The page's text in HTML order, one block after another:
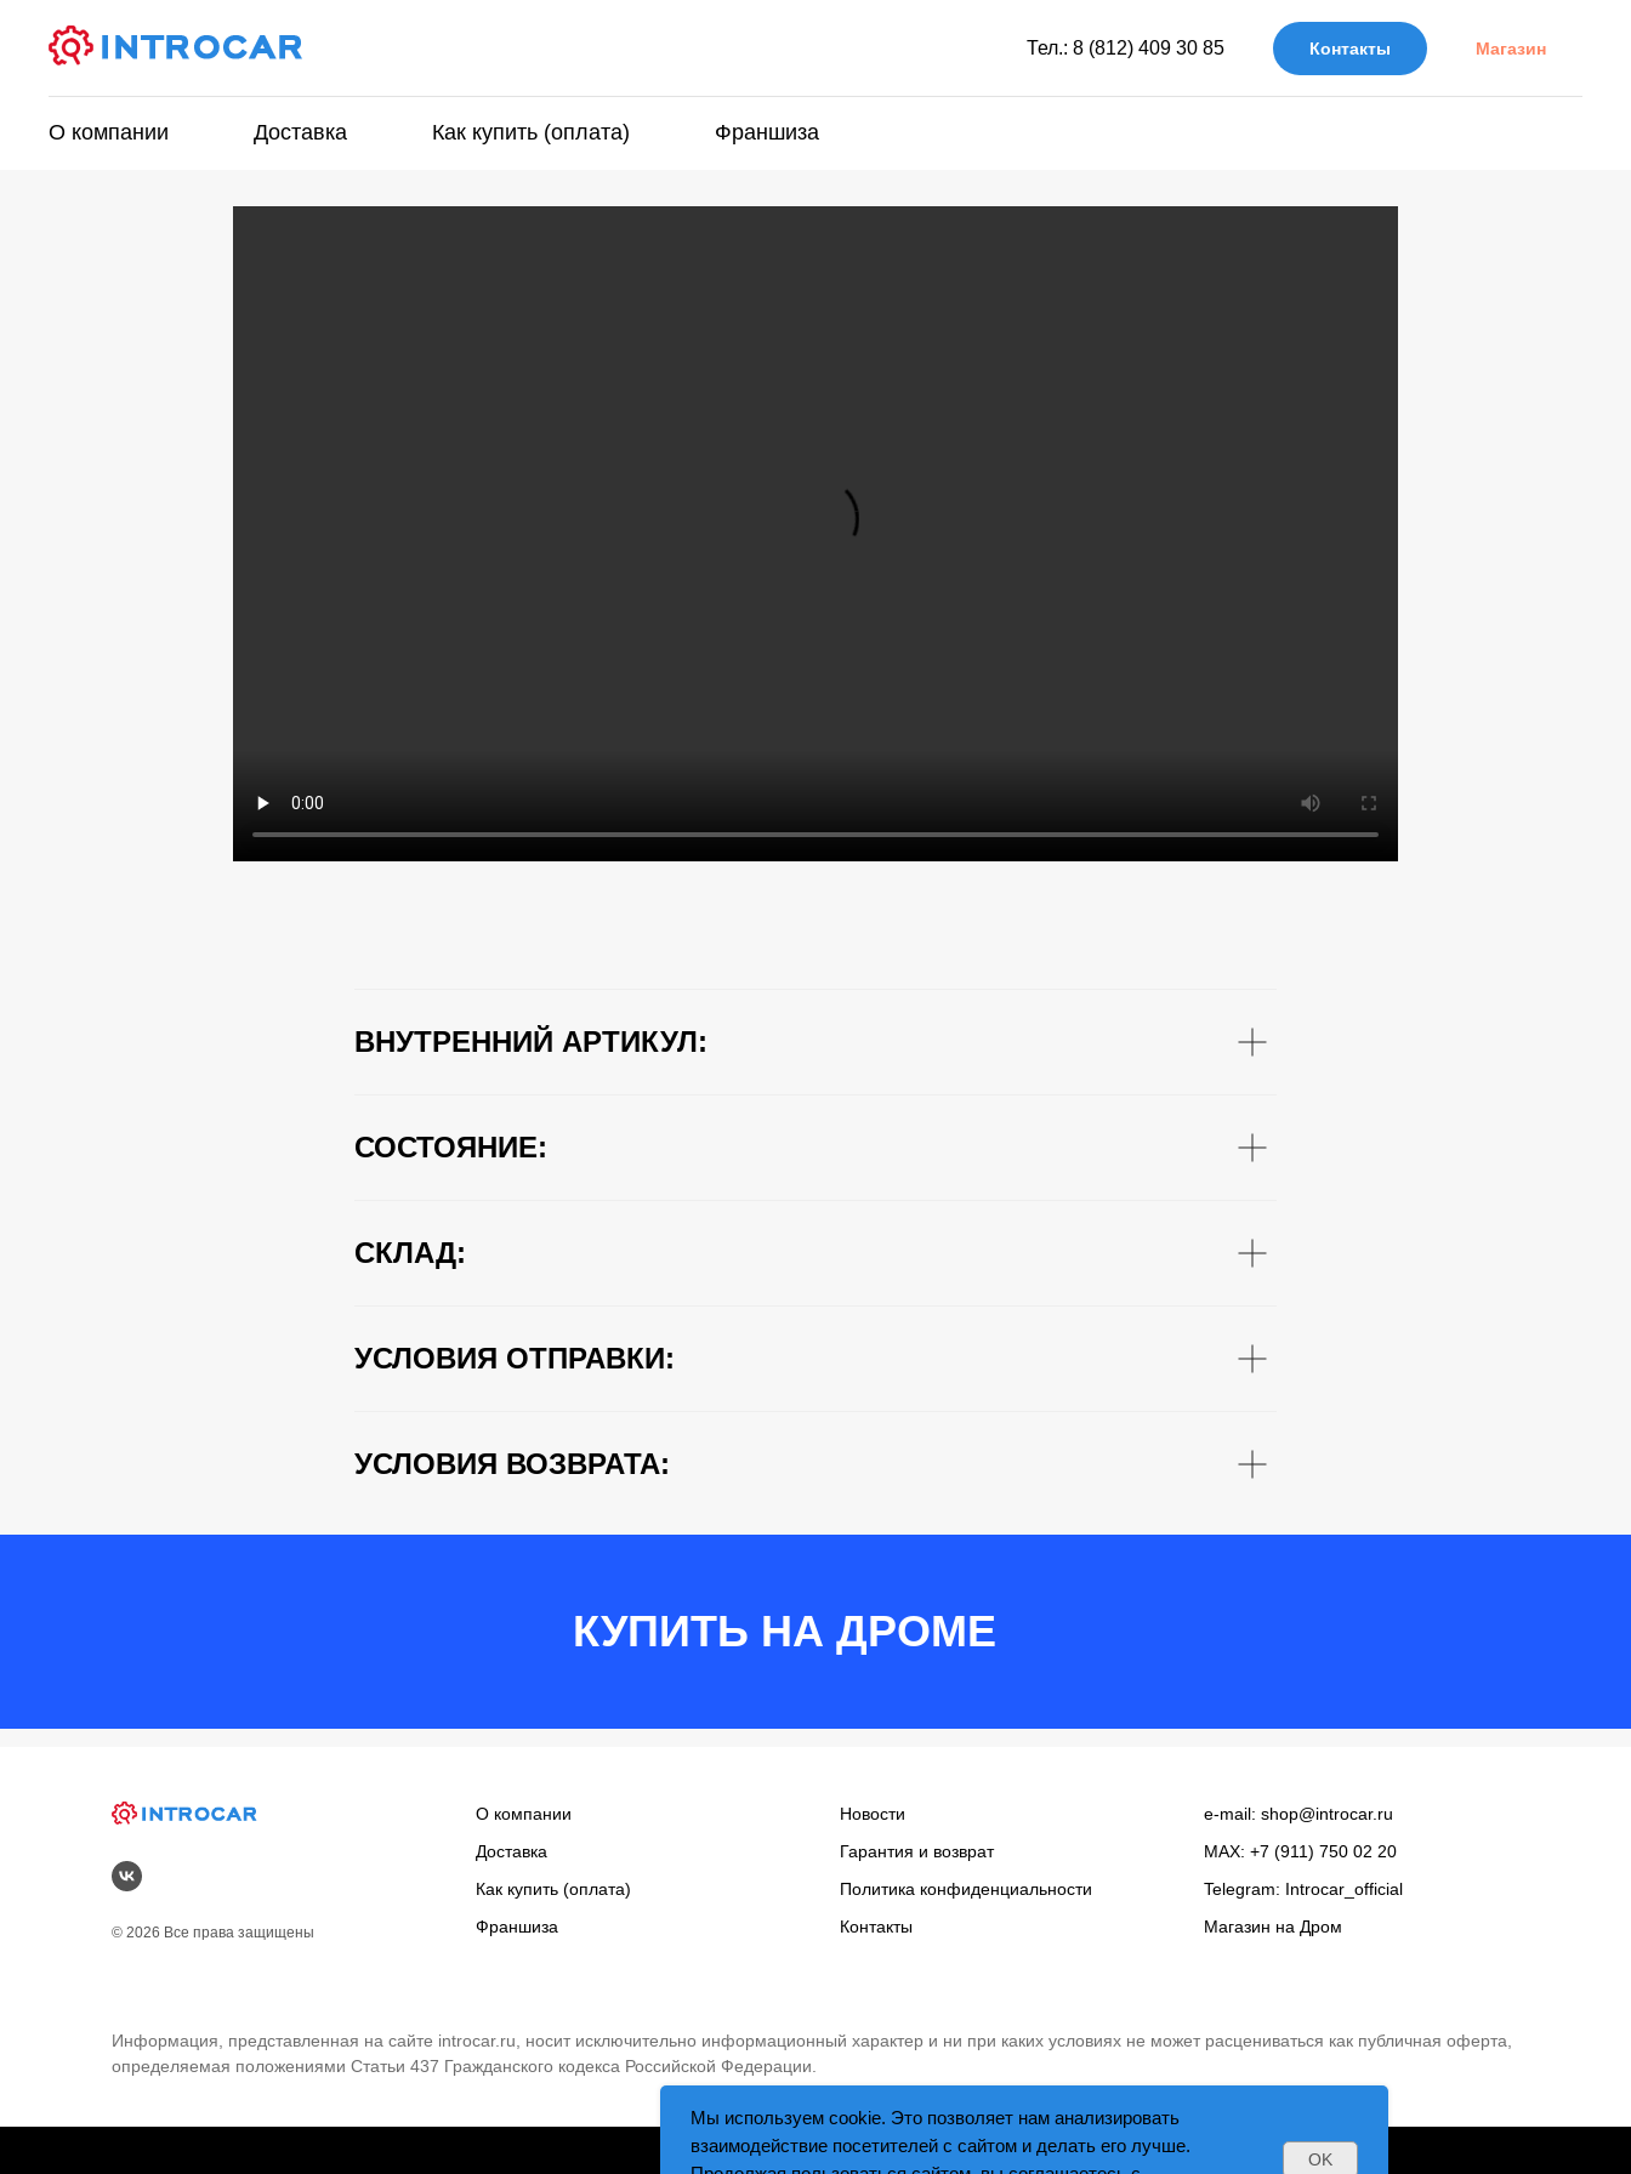
Тел.: 8 (812) 409 30 85 Контакты Магазин
О компании Доставка Как купить (оплата) Франшиза
ВНУТРЕННИЙ АРТИКУЛ:
СОСТОЯНИЕ:
СКЛАД:
УСЛОВИЯ ОТПРАВКИ:
УСЛОВИЯ ВОЗВРАТА:
КУПИТЬ НА ДРОМЕ
© 2026 Все права защищены
О компании
Доставка
Как купить (оплата)
Франшиза
Новости
Гарантия и возврат
Политика конфиденциальности
Контакты
e-mail: shop@introcar.ru
MAX: +7 (911) 750 02 20
Telegram: Introcar_official
Магазин на Дром
Информация, представленная на сайте introcar.ru, носит исключительно информационный характер и ни при каких условиях не может расцениваться как публичная оферта,
определяемая положениями Статьи 437 Гражданского кодекса Российской Федерации.
Мы используем cookie. Это позволяет нам анализировать
взаимодействие посетителей с сайтом и делать его лучше.
OK
Made on Tilda